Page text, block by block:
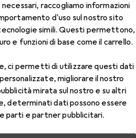
raccogliamo informazioni
d'uso sul nostro sito
simili. Questi permettono,
e funzioni di base come il carrello.
ci permetti di utilizzare questi dati
migliorare il nostro
mirata sul nostro e su altri
determinati dati possono essere
parti e partner pubblicitari.
salopette